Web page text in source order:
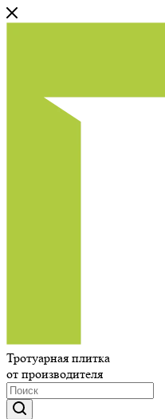
Тротуарная плитка
от производителя